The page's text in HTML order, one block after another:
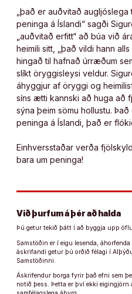
„það er auðvitað
peninga á Íslandi“ sagði
„auðvitað erfitt“ að búa við
heimili sitt, „það vildi hann
hingað til hafnað úrræðum
slíkt öryggisleysi veldur.
áhyggjur af öryggi og
síns ætti kannski að huga að
sýna þeim sömu hollustu.
peninga á Íslandi, það er
Einhversstaðar verða
bara um peninga!
Við þurfum á þér að halda
Þú getur tekið þátt í að byggja upp
Samstöðin er í eigu lesenda,
áskrifandi getur þú orðið félagi í
Samstöðinni.
Áskrifendur borga fyrir það efni sem
notið þess. Þetta er því ekki